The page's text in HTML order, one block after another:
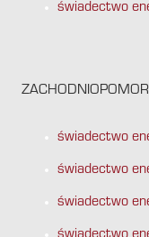
świadectwo
świadectwo
świadectwo
świadectwo